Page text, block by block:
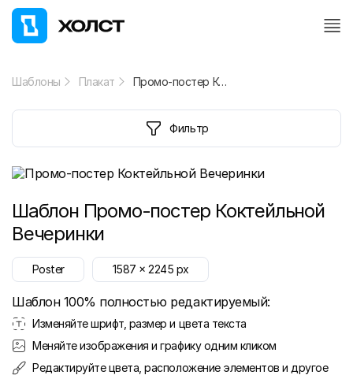
Шаблоны Плакат Промо-постер Коктейльной Вечеринки
Фильтр
Шаблон Промо-постер Коктейльной
Вечеринки
Poster 1587 x2245 px
Шаблон 100% полностью редактируемый:
Изменяйте шрифт, размер и цвета текста
Меняйте изображения и графику одним кликом
Редактируйте цвета, расположение элементов и другое